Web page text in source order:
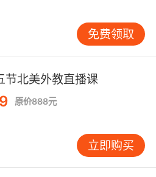
可发现，其既是语言能力
之窗的钥匙。VIPKID建议
法"：纵向深挖词汇文化渊
与营养知识，立体构建从
。未来研究可聚焦人工智
化教学创新，例如通过VR
，让语言学习与真实体验
免费领取
节北美外教直播课
原价888元
立即购买